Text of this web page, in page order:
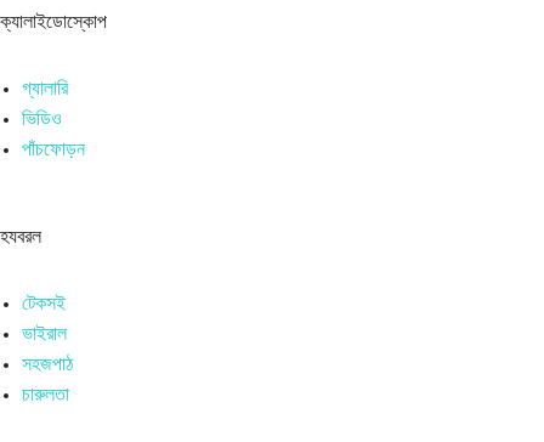
ক্যালাইডোস্কোপ
গ্যালারি
ভিডিও
পাঁচফোড়ন
হযবরল
টেকসই
ভাইরাল
সহজপাঠ
চারুলতা